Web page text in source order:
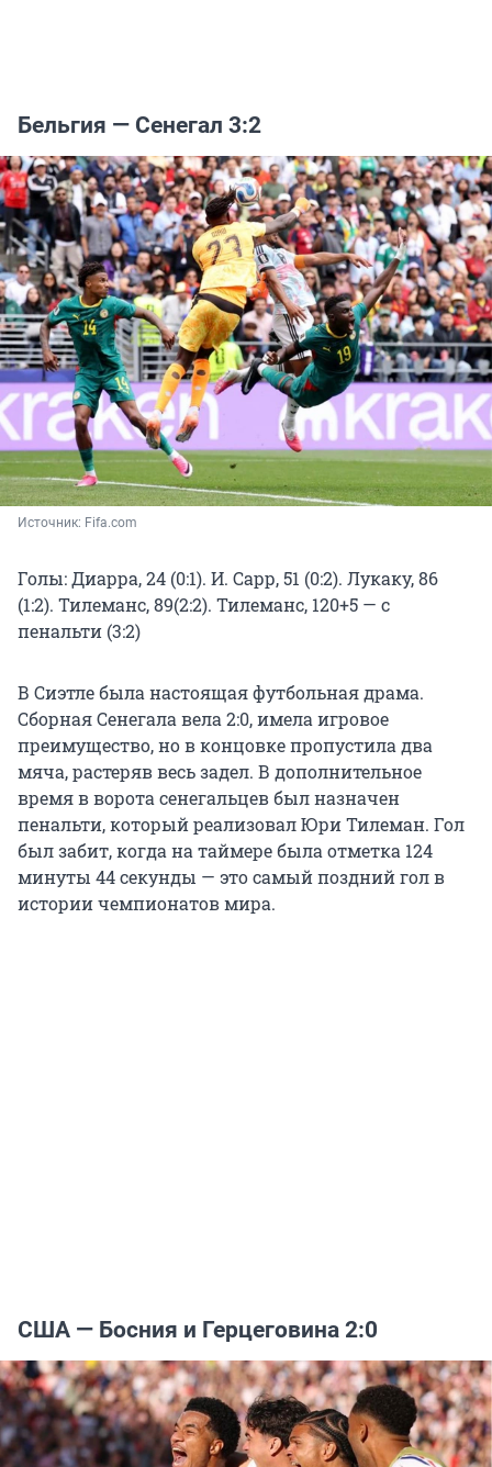
Бельгия — Сенегал 3:2
Источник: Fifa.com
Голы: Диарра, 24 (0:1). И. Сарр, 51 (0:2). Лукаку, 86
(1:2). Тилеманс, 89(2:2). Тилеманс, 120+5 — с
пенальти (3:2)
В Сиэтле была настоящая футбольная драма.
Сборная Сенегала вела 2:0, имела игровое
преимущество, но в концовке пропустила два
мяча, растеряв весь задел. В дополнительное
время в ворота сенегальцев был назначен
пенальти, который реализовал Юри Тилеман. Гол
был забит, когда на таймере была отметка 124
минуты 44 секунды — это самый поздний гол в
истории чемпионатов мира.
США — Босния и Герцеговина 2:0